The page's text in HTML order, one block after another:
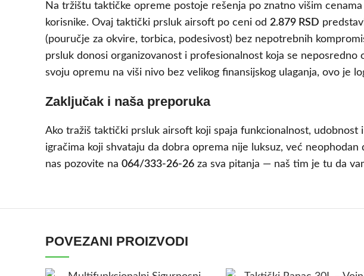
Na tržištu taktičke opreme postoje rešenja po znatno višim
korisnike. Ovaj taktički prsluk airsoft po ceni od 2.879 RSD
(pouručje za okvire, torbica, podesivost) bez nepotrebnih
prsluk donosi organizovanost i profesionalnost koja se
svoju opremu na viši nivo bez velikog finansijskog ulaganja, ovo je
Zaključak i naša preporuka
Ako tražiš taktički prsluk airsoft koji spaja funkcionalnost,
igračima koji shvataju da dobra oprema nije luksuz, već
nas pozovite na 064/333-26-26 za sva pitanja — naš tim je tu da
POVEZANI PROIZVODI